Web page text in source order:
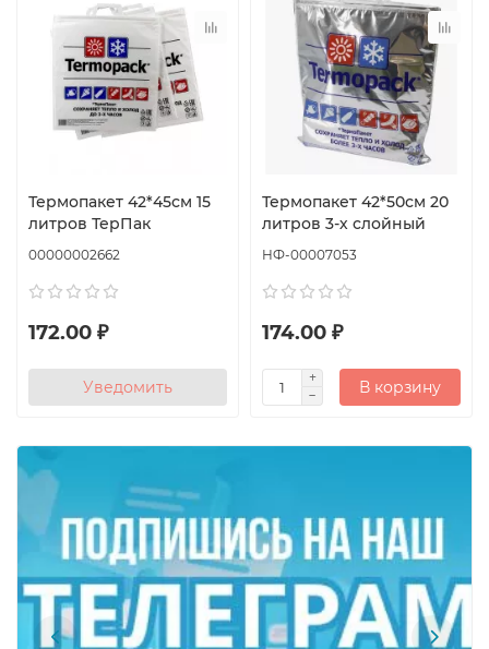
Термопакет 42*45см 15
литров ТерПак
00000002662
172.00 ₽
Уведомить
Термопакет 42*50см 20
литров 3-х слойный
НФ-00007053
174.00 ₽
В корзину